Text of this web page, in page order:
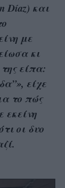
Díaz) και
με
κι
είπα:
, είχε
το πώς
εκείνη
οι δυο